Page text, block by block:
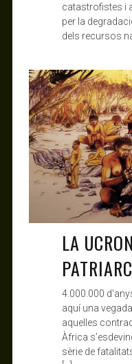
catastrofistes i
per la
dels recursos
LA
4.000.000
aquí una
aquelles
Àfrica
sèrie de